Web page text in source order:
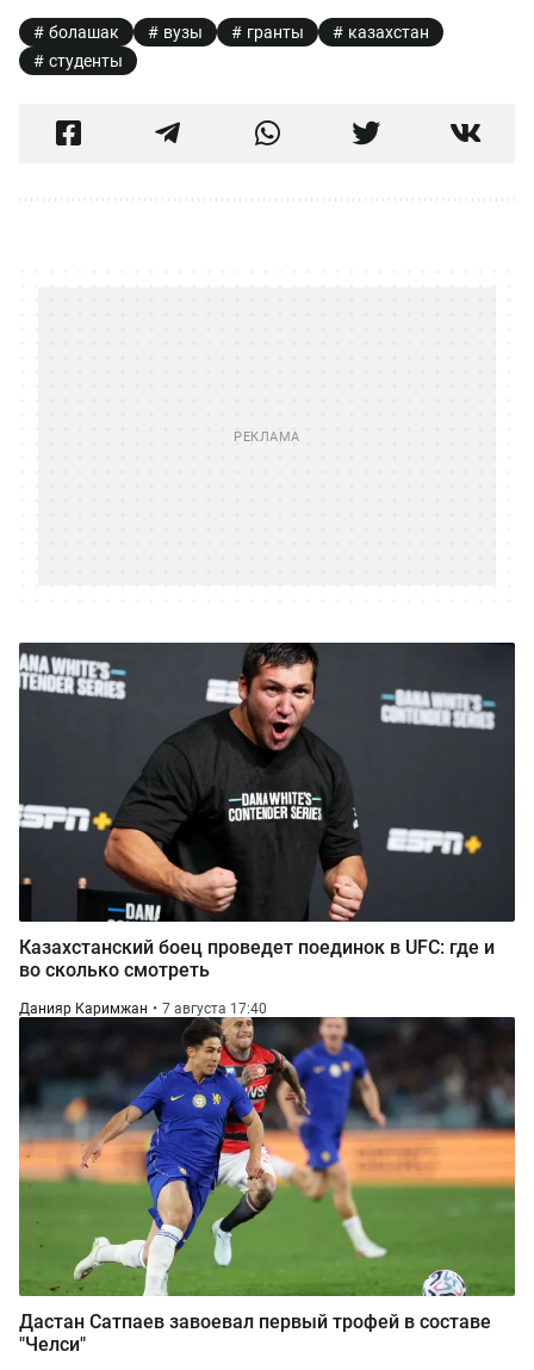
болашак вузы гранты
казахстан
студенты
Казахстанский боец проведет поединок в UFC: где и
во сколько смотреть
Данияр Каримжан 7 августа 17:40
Дастан Сатпаев завоевал первый трофей в составе
"Челси"